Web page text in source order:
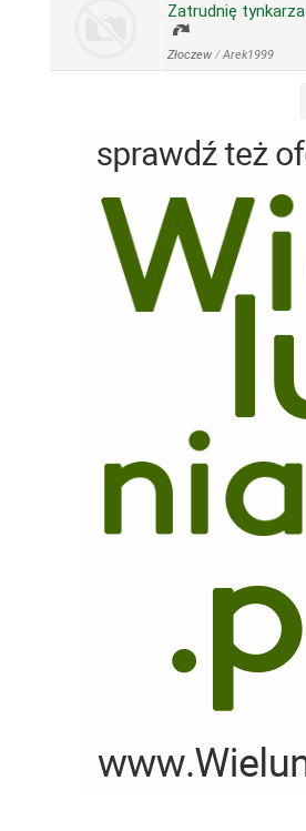
Zatrudnię tynkarza
Złoczew /Arek1999